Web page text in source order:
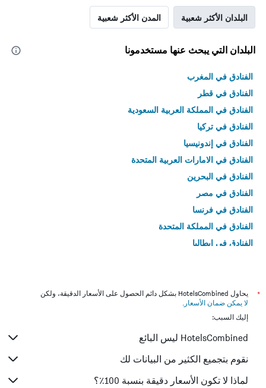
البلدان الأكثر شعبية المدن الأكثر شعبية
البلدان التي يبحث عنها مستخدمونا
الفنادق في المغرب
الفنادق في قطر
الفنادق في المملكة العربية السعودية
الفنادق في تركيا
الفنادق في إندونيسيا
الفنادق في الامارات العربية المتحدة
الفنادق في البحرين
الفنادق في مصر
الفنادق في فرنسا
الفنادق في المملكة المتحدة
الفنادق في إيطاليا
*
يحاول HotelsCombined بشكل دائم الحصول على الأسعار الدقيقة، ولكن
لا يمكن ضمان الأسعار .
إليك السبب:
HotelsCombined ليس البائع
نقوم بتجميع الكثير من البيانات لك
لماذا لا تكون الأسعار دقيقة بنسبة 100٪؟